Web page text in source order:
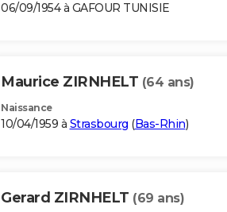
06/09/1954 à GAFOUR TUNISIE
Maurice ZIRNHELT (64 ans)
Naissance
10/04/1959 à Strasbourg (Bas-Rhin)
Gerard ZIRNHELT (69 ans)